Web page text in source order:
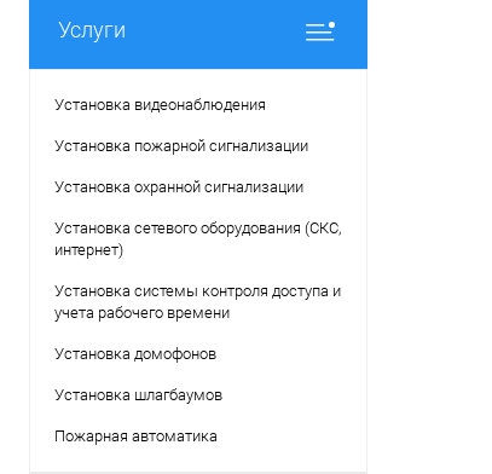
Услуги
Установка видеонаблюдения
Установка пожарной сигнализации
Установка охранной сигнализации
Установка сетевого оборудования (СКС,
интернет)
Установка системы контроля доступа и
учета рабочего времени
Установка домофонов
Установка шлагбаумов
Пожарная автоматика